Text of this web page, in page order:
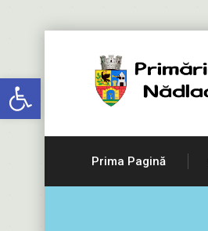
Deschide bara de unelte
Prima Pagină